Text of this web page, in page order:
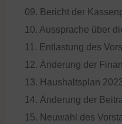
09. Bericht der
10. Aussprache über
11. Entlastung des
12. Änderung der
13. Haushaltsplan
14. Änderung der
15. Neuwahl des